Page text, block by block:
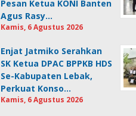
Pesan Ketua KONI Banten
Agus Rasy…
Kamis, 6 Agustus 2026
Enjat Jatmiko Serahkan
SK Ketua DPAC BPPKB HDS
Se-Kabupaten Lebak,
Perkuat Konso…
Kamis, 6 Agustus 2026